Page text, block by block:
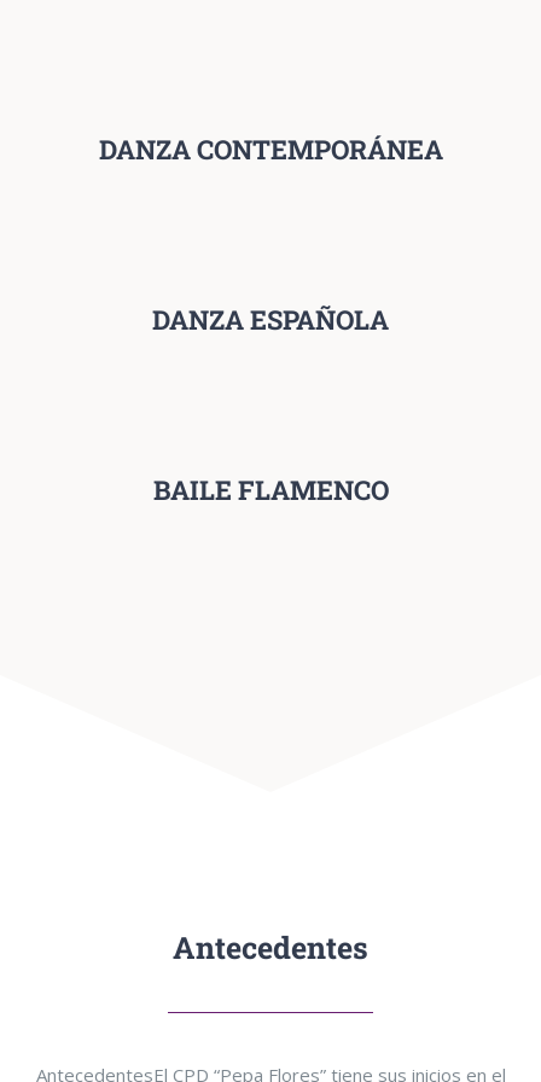
DANZA CONTEMPORÁNEA
DANZA ESPAÑOLA
BAILE FLAMENCO
Antecedentes
AntecedentesEl CPD “Pepa Flores” tiene sus inicios en el